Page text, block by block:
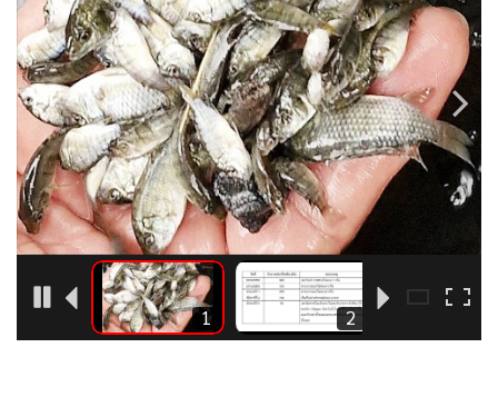
•
บันเทิง
• ผู้จัดการรายวัน
• คอลัมนิสต์
ละคร
CbizReview
• Cyber BIZ
• ผู้จัดกวน
• Good health & Well-being
Green Innovation & SD
Management & HR
1 2